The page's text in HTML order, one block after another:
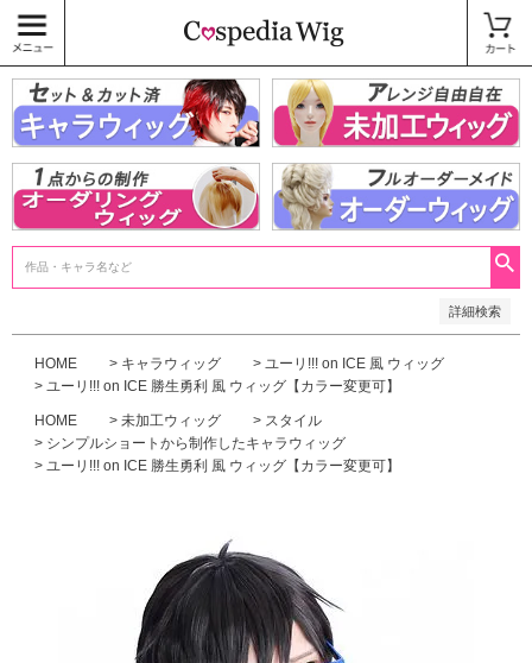
詳細検索
〜
商品タグ
キャラウィッグ
未加工ウィッグ
ベースウィッグ
衣装
SALE中
HOME キャラウィッグ
ユーリ!!! on ICE 風 ウィッグ
ユーリ!!! on ICE 勝生勇利 風 ウィッグ【カラー変更可】
HOME 未加工ウィッグ
スタイル
シンプルショートから制作したキャラウィッグ
ユーリ!!! on ICE 勝生勇利 風 ウィッグ【カラー変更可】